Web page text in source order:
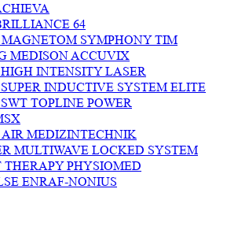
64
MAGNETOM SYMPHONY TIM
MEDISON ACCUVIX
INTENSITY LASER
INDUCTIVE SYSTEM ELITE
TOPLINE POWER
AIR MEDIZINTECHNIK
MULTIWAVE LOCKED SYSTEM
PHYSIOMED
ENRAF-NONIUS